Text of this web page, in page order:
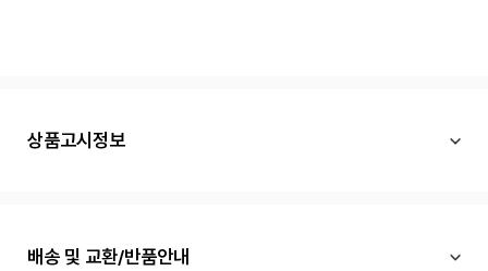
상품고시정보
배송 및 교환/반품안내